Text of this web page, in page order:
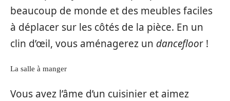
beaucoup de monde et des meubles faciles
à déplacer sur les côtés de la pièce. En un
clin d’œil, vous aménagerez un dancefloor !
La salle à manger
Vous avez l’âme d’un cuisinier et aimez